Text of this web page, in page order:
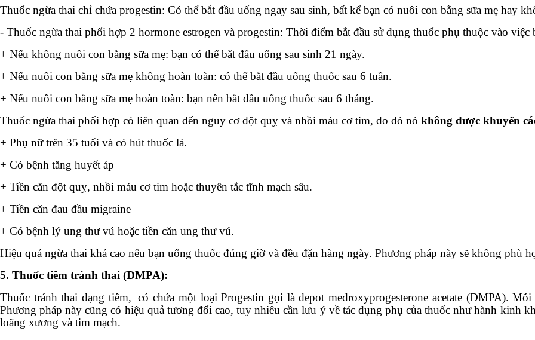
Thuốc ngừa thai chỉ chứa progestin: Có thể bắt đầu uống ngay sau sinh, bất kể bạn có nuôi con bằng sữa mẹ hay
- Thuốc ngừa thai phối hợp 2 hormone estrogen và progestin: Thời điểm bắt đầu sử dụng thuốc phụ thuộc vào việc
+ Nếu không nuôi con bằng sữa mẹ: bạn có thể bắt đầu uống sau sinh 21 ngày.
+ Nếu nuôi con bằng sữa mẹ không hoàn toàn: có thể bắt đầu uống thuốc sau 6 tuần.
+ Nếu nuôi con bằng sữa mẹ hoàn toàn: bạn nên bắt đầu uống thuốc sau 6 tháng.
Thuốc ngừa thai phối hợp có liên quan đến nguy cơ đột quỵ và nhồi máu cơ tim, do đó nó không được khuyến
+ Phụ nữ trên 35 tuổi và có hút thuốc lá.
+ Có bệnh tăng huyết áp
+ Tiền căn đột quỵ, nhồi máu cơ tim hoặc thuyên tắc tĩnh mạch sâu.
+ Tiền căn đau đầu migraine
+ Có bệnh lý ung thư vú hoặc tiền căn ung thư vú.
Hiệu quả ngừa thai khá cao nếu bạn uống thuốc đúng giờ và đều đặn hàng ngày. Phương pháp này sẽ không phù
5. Thuốc tiêm tránh thai (DMPA):
Thuốc tránh thai dạng tiêm, có chứa một loại Progestin gọi là depot medroxyprogesterone acetate (DMPA).
Phương pháp này cũng có hiệu quả tương đối cao, tuy nhiêu cần lưu ý về tác dụng phụ của thuốc như hành kinh
loãng xương và tim mạch.